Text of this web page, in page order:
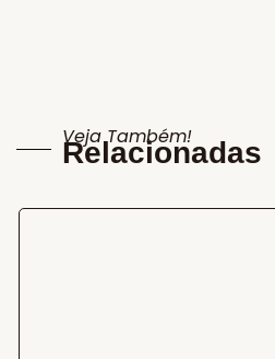
Veja Também!
Relacionadas